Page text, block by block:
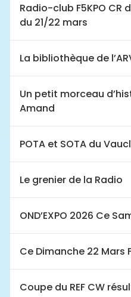
Radio-club F5KPO CR
du 21/22 mars
La bibliothèque de
Un petit morceau
Amand
POTA et SOTA du
Le grenier de la Radio
OND’EXPO 2026 Ce
Ce Dimanche 22 Mars
Coupe du REF CW